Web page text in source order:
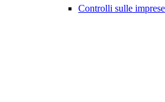
Controlli sulle imprese